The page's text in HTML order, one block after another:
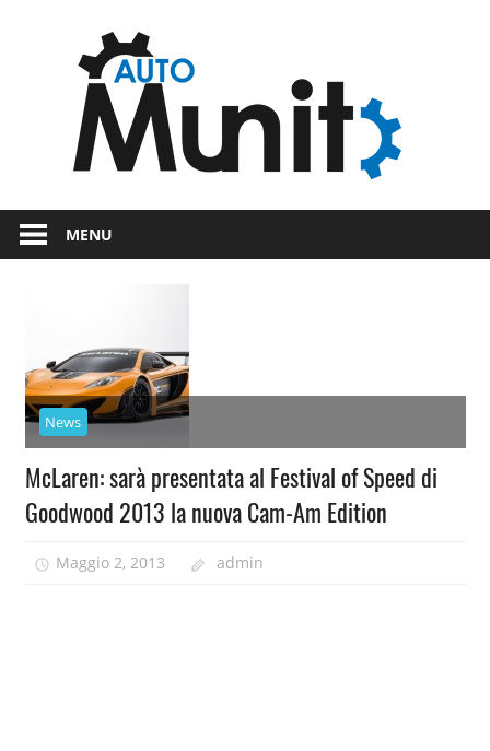
e
dal
mondo
MENU
News
McLaren: sarà presentata al Festival of Speed di
Goodwood 2013 la nuova Cam-Am Edition
Maggio 2, 2013 admin